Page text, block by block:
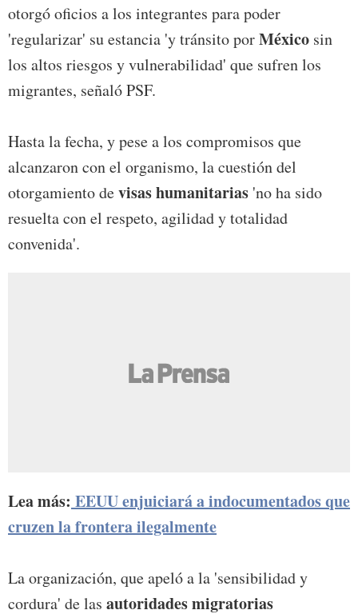
otorgó oficios a los integrantes para poder
'regularizar' su estancia 'y tránsito porMéxico sin
los altos riesgos y vulnerabilidad' que sufren los
migrantes, señaló PSF.
Hasta la fecha, y pese a los compromisos que
alcanzaron con el organismo, la cuestión del
otorgamiento devisas humanitarias 'no ha sido
resuelta con el respeto, agilidad y totalidad
convenida'.
Lea más: EEUU enjuiciará a indocumentados que
cruzen la frontera ilegalmente
La organización, que apeló a la 'sensibilidad y
cordura' de las autoridades migratorias